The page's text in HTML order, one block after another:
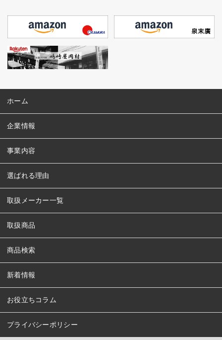
ホーム
企業情報
事業内容
選ばれる理由
取扱メーカー一覧
取扱商品
商品検索
新着情報
お役立ちコラム
プライバシーポリシー